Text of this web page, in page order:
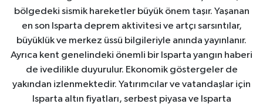
bölgedeki sismik hareketler büyük önem taşır. Yaşanan
en son Isparta deprem aktivitesi ve artçı sarsıntılar,
büyüklük ve merkez üssü bilgileriyle anında yayınlanır.
Ayrıca kent genelindeki önemli bir Isparta yangın haberi
de ivedilikle duyurulur. Ekonomik göstergeler de
yakından izlenmektedir. Yatırımcılar ve vatandaşlar için
Isparta altın fiyatları, serbest piyasa ve Isparta